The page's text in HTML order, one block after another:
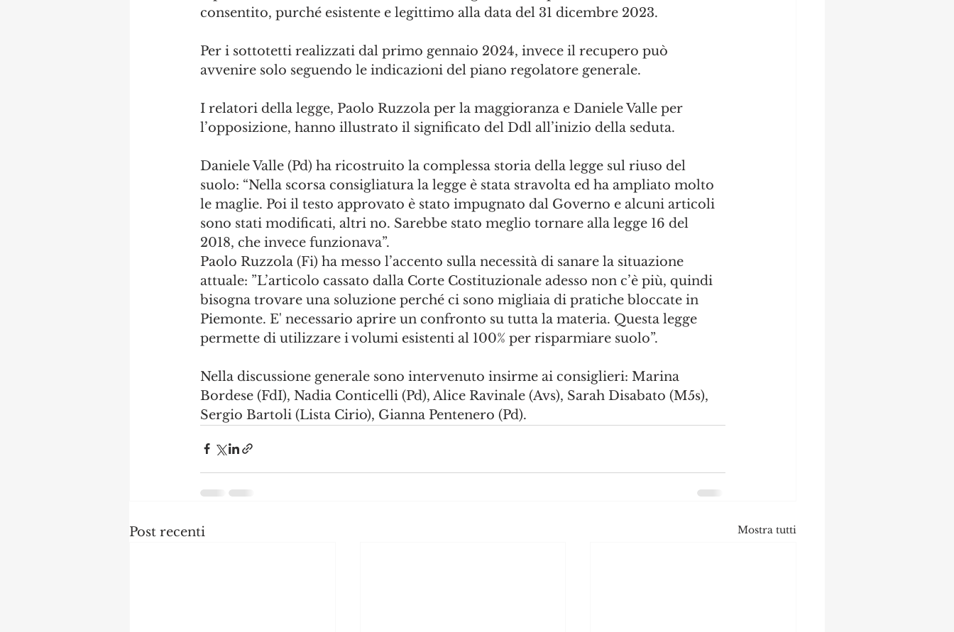
consentito, purché esistente e legittimo alla data del 31 dicembre 2023.
Per i sottotetti realizzati dal primo gennaio 2024, invece il recupero può
avvenire solo seguendo le indicazioni del piano regolatore generale.
I relatori della legge, Paolo Ruzzola per la maggioranza e Daniele Valle per
l’opposizione, hanno illustrato il significato del Ddl all’inizio della seduta.
Daniele Valle (Pd) ha ricostruito la complessa storia della legge sul riuso del
suolo: “Nella scorsa consigliatura la legge è stata stravolta ed ha ampliato molto
le maglie. Poi il testo approvato è stato impugnato dal Governo e alcuni articoli
sono stati modificati, altri no. Sarebbe stato meglio tornare alla legge 16 del
2018, che invece funzionava”.
Paolo Ruzzola (Fi) ha messo l’accento sulla necessità di sanare la situazione
attuale: ”L’articolo cassato dalla Corte Costituzionale adesso non c’è più, quindi
bisogna trovare una soluzione perché ci sono migliaia di pratiche bloccate in
Piemonte. E' necessario aprire un confronto su tutta la materia. Questa legge
permette di utilizzare i volumi esistenti al 100% per risparmiare suolo”.
Nella discussione generale sono intervenuto insirme ai consiglieri: Marina
Bordese (FdI), Nadia Conticelli (Pd), Alice Ravinale (Avs), Sarah Disabato (M5s),
Sergio Bartoli (Lista Cirio), Gianna Pentenero (Pd).
Post recenti Mostra tutti